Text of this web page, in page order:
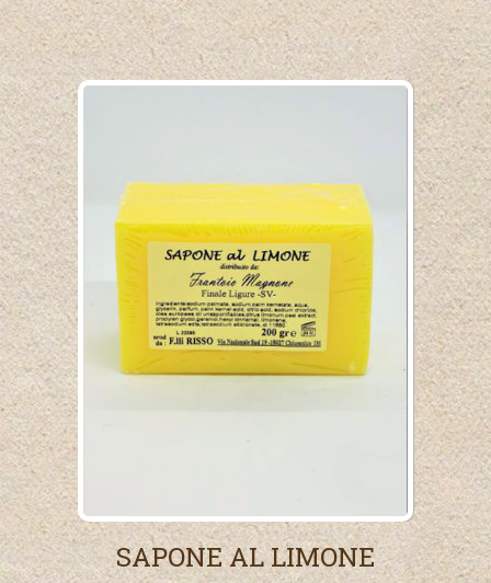
SAPONE AL LIMONE